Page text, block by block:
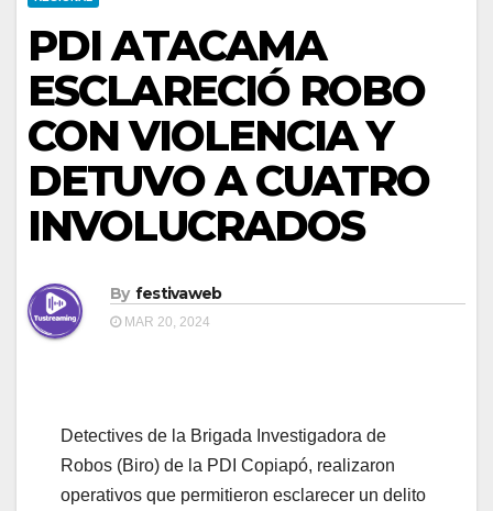
PDI ATACAMA
ESCLARECIÓ ROBO
CON VIOLENCIA Y
DETUVO A CUATRO
INVOLUCRADOS
By festivaweb
MAR 20, 2024
Detectives de la Brigada Investigadora de
Robos (Biro) de la PDI Copiapó, realizaron
operativos que permitieron esclarecer un delito